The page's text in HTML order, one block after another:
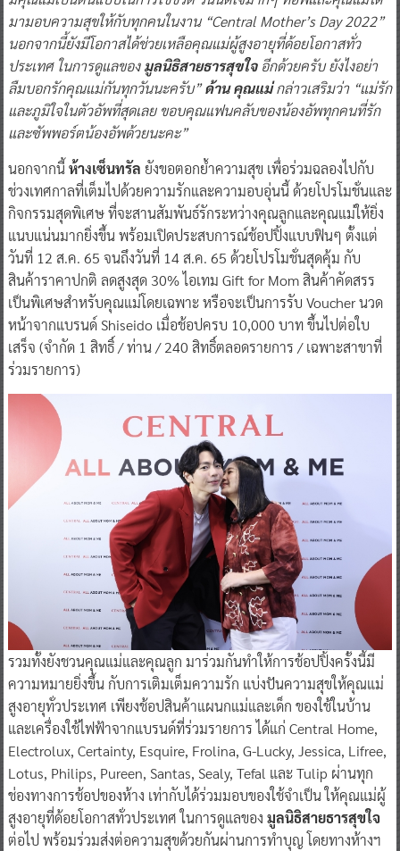
มามอบความสุขให้กับทุกคนในงาน “Central Mother’s Day 2022”
นอกจากนี้ยังมีโอกาสได้ช่วยเหลือคุณแม่ผู้สูงอายุที่ด้อยโอกาสทั่ว
ประเทศ ในการดูแลของมูลนิธิสายธารสุขใจอีกด้วยครับ ยังไงอย่า
ลืมบอกรักคุณแม่กันทุกวันนะครับ”ด้าน คุณแม่กล่าวเสริมว่า “แม่รัก
และภูมิใจในตัวอัพที่สุดเลย ขอบคุณแฟนคลับของน้องอัพทุกคนที่รัก
และซัพพอร์ตน้องอัพด้วยนะคะ”
นอกจากนี้ห้างเซ็นทรัล ยังขอตอกย้ำความสุข เพื่อร่วมฉลองไปกับ
ช่วงเทศกาลที่เต็มไปด้วยความรักและความอบอุ่นนี้ ด้วยโปรโมชั่นและ
กิจกรรมสุดพิเศษ ที่จะสานสัมพันธ์รักระหว่างคุณลูกและคุณแม่ให้ยิ่ง
แนบแน่นมากยิ่งขึ้น พร้อมเปิดประสบการณ์ช้อปปิ้งแบบฟินๆ ตั้งแต่
วันที่ 12 ส.ค. 65 จนถึงวันที่ 14 ส.ค. 65 ด้วยโปรโมชั่นสุดคุ้ม กับ
สินค้าราคาปกติ ลดสูงสุด 30% ไอเทม Gift for Mom สินค้าคัดสรร
เป็นพิเศษสำหรับคุณแม่โดยเฉพาะ หรือจะเป็นการรับ Voucher นวด
หน้าจากแบรนด์ Shiseido เมื่อช้อปครบ 10,000 บาท ขึ้นไปต่อใบ
เสร็จ (จำกัด 1 สิทธิ์ / ท่าน / 240 สิทธิ์ตลอดรายการ / เฉพาะสาขาที่
ร่วมรายการ)
รวมทั้งยังชวนคุณแม่และคุณลูก มาร่วมกันทำให้การช้อปปิ้งครั้งนี้มี
ความหมายยิ่งขึ้น กับการเติมเต็มความรัก แบ่งปันความสุขให้คุณแม่
สูงอายุทั่วประเทศ เพียงช้อปสินค้าแผนกแม่และเด็ก ของใช้ในบ้าน
และเครื่องใช้ไฟฟ้าจากแบรนด์ที่ร่วมรายการ ได้แก่ Central Home,
Electrolux, Certainty, Esquire, Frolina, G-Lucky, Jessica, Lifree,
Lotus, Philips, Pureen, Santas, Sealy, Tefal และ Tulip ผ่านทุก
ช่องทางการช้อปของห้าง เท่ากับได้ร่วมมอบของใช้จำเป็น ให้คุณแม่ผู้
สูงอายุที่ด้อยโอกาสทั่วประเทศ ในการดูแลของ มูลนิธิสายธารสุขใจ
ต่อไป พร้อมร่วมส่งต่อความสุขด้วยกันผ่านการทำบุญ โดยทางห้างฯ